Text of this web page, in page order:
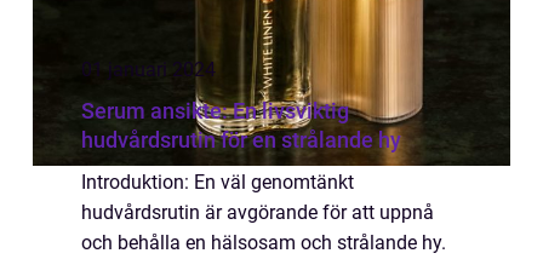
01 januari 2024
Serum ansikte: En livsviktig
hudvårdsrutin för en strålande hy
Introduktion: En väl genomtänkt
hudvårdsrutin är avgörande för att uppnå
och behålla en hälsosam och strålande hy.